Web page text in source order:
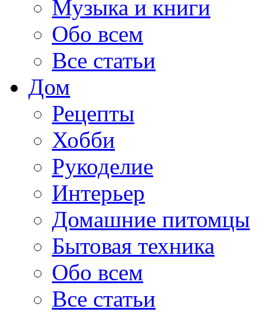
Музыка и книги
Обо всем
Все статьи
Дом
Рецепты
Хобби
Рукоделие
Интерьер
Домашние питомцы
Бытовая техника
Обо всем
Все статьи